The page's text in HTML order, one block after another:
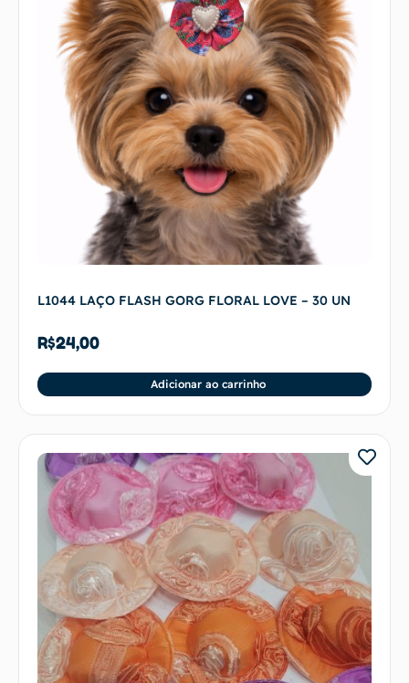
L1044 LAÇO FLASH GORG FLORAL LOVE – 30 UN
R$24,00
Adicionar ao carrinho